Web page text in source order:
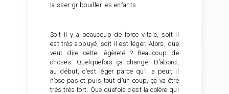
laisser gribouiller les enfants.
Soit il y a beaucoup de force vitale, soit il
est très appuyé, soit il est léger. Alors, que
veut dire cette légèreté ? Beaucoup de
choses. Quelquefois ça change. D’abord,
au début, c’est léger parce qu’il a peur, il
n’ose pas et puis tout d’un coup, ça va être
très très fort. Quelquefois c’est la colère qui